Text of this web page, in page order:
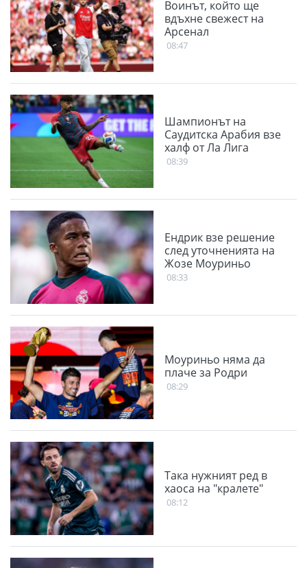
Воинът, който ще
вдъхне свежест на
Арсенал
08:47
Шампионът на
Саудитска Арабия взе
халф от Ла Лига
08:39
Ендрик взе решение
след уточненията на
Жозе Моуриньо
08:33
Моуриньо няма да
плаче за Родри
08:29
Така нужният ред в
хаоса на "кралете"
08:12